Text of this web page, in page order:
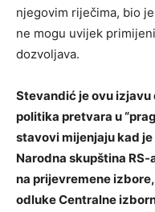
njegovim riječima, bio
ne mogu uvijek
dozvoljava.
Stevandić je ovu
politika pretvara u
stavovi mijenjaju kad
Narodna skupština
na prijevremene
odluke Centralne